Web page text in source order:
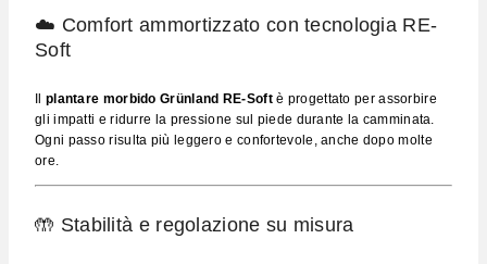
☁️ Comfort ammortizzato con tecnologia RE-
Soft
plantare morbido Grünland RE-Softè progettato per assorbire
gli impatti e ridurre la pressione sul piede durante la camminata.
Ogni passo risulta più leggero e confortevole, anche dopo molte
ore.
🤲 Stabilità e regolazione su misura